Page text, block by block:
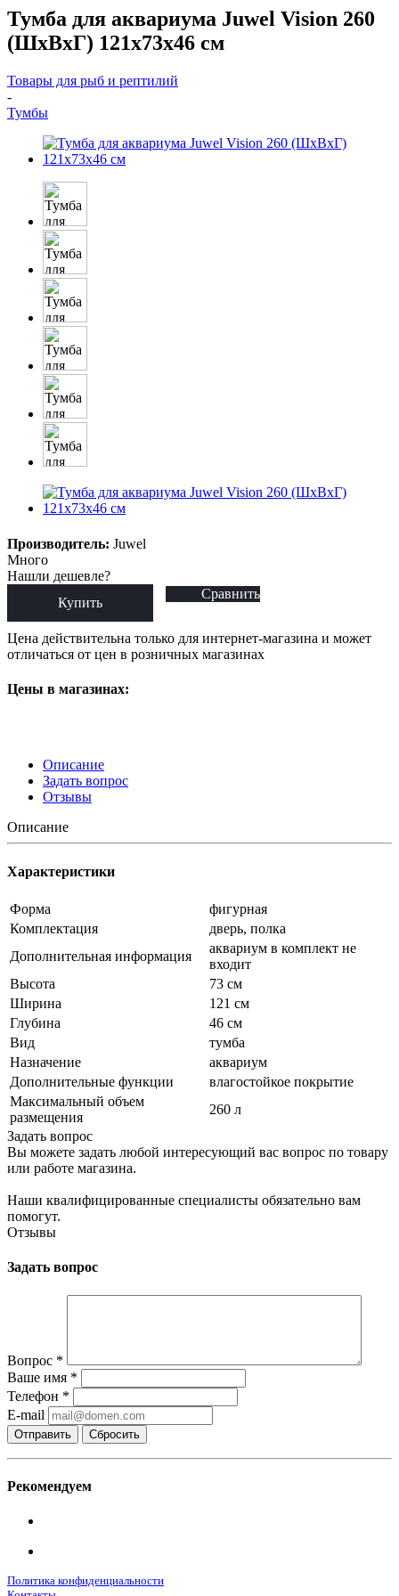
Тумба для аквариума Juwel Vision 260
(ШхВхГ) 121х73х46 см
Товары для рыб и рептилий
-
Тумбы
Производитель: Juwel
Много
Нашли дешевле?
Купить
Сравнить
Цена действительна только для интернет-магазина и может
отличаться от цен в розничных магазинах
Цены в магазинах:
Описание
Задать вопрос
Отзывы
Описание
Характеристики
Форма
фигурная
Комплектация
дверь, полка
Дополнительная информация
аквариум в комплект не
входит
Высота
73 см
Ширина
121 см
Глубина
46 см
Вид
тумба
Назначение
аквариум
Дополнительные функции
влагостойкое покрытие
Максимальный объем
размещения
260 л
Задать вопрос
Вы можете задать любой интересующий вас вопрос по товару
или работе магазина.
Наши квалифицированные специалисты обязательно вам
помогут.
Отзывы
Задать вопрос
Вопрос *
Ваше имя *
Телефон *
E-mail
Сбросить
Рекомендуем
Политика конфиденциальности